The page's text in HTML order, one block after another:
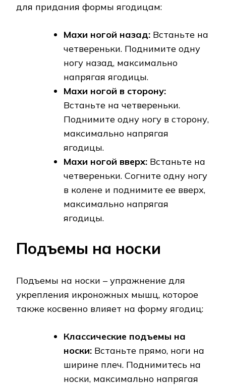
для придания формы ягодицам:
Махи ногой назад: Встаньте на
четвереньки. Поднимите одну
ногу назад, максимально
напрягая ягодицы.
Махи ногой в сторону:
Встаньте на четвереньки.
Поднимите одну ногу в сторону,
максимально напрягая
ягодицы.
Махи ногой вверх: Встаньте на
четвереньки. Согните одну ногу
в колене и поднимите ее вверх,
максимально напрягая
ягодицы.
Подъемы на носки
Подъемы на носки – упражнение для
укрепления икроножных мышц, которое
также косвенно влияет на форму ягодиц:
Классические подъемы на
носки: Встаньте прямо, ноги на
ширине плеч. Поднимитесь на
носки, максимально напрягая